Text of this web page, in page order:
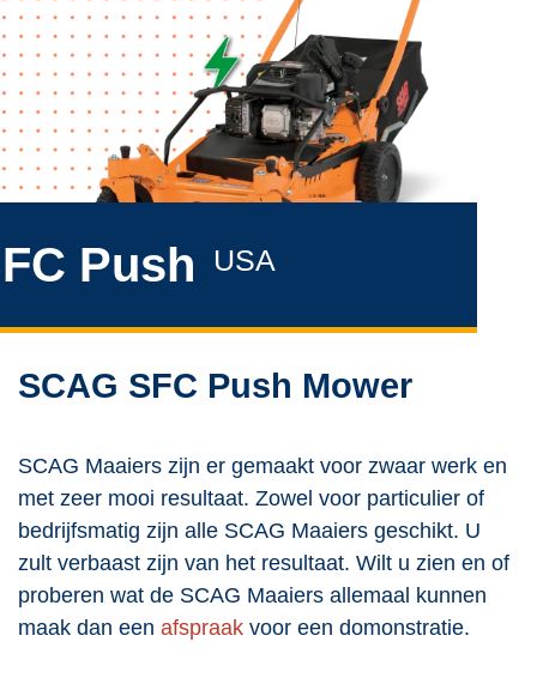
Push USA
SCAG SFC Push Mower
SCAG Maaiers zijn er gemaakt voor zwaar werk en
met zeer mooi resultaat. Zowel voor particulier of
bedrijfsmatig zijn alle SCAG Maaiers geschikt. U
zult verbaast zijn van het resultaat. Wilt u zien en of
proberen wat de SCAG Maaiers allemaal kunnen
maak dan een afspraak voor een domonstratie.